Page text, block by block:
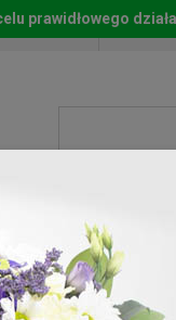
Start
prawidłowego